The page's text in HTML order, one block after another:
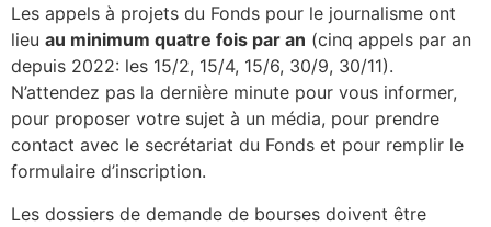
Les appels à projets du Fonds pour le journalisme ont
lieu au minimum quatre fois par an (cinq appels par an
depuis 2022: les 15/2, 15/4, 15/6, 30/9, 30/11).
N’attendez pas la dernière minute pour vous informer,
pour proposer votre sujet à un média, pour prendre
contact avec le secrétariat du Fonds et pour remplir le
formulaire d’inscription.
Les dossiers de demande de bourses doivent être